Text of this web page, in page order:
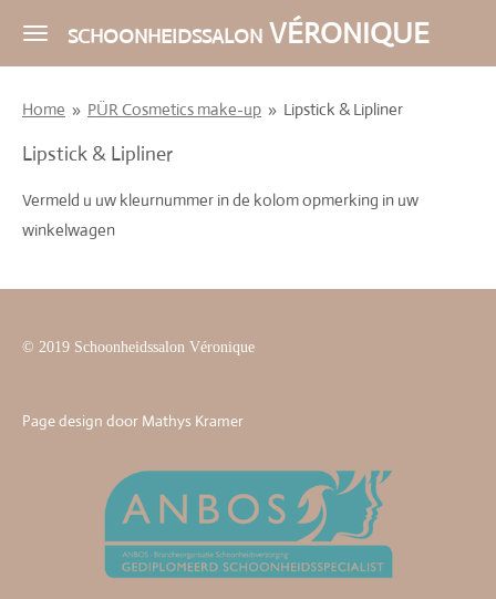
Ga
de
hoofdinhoud
SCHOONHEIDSSALONVÉRONIQUE
Home » PÜR Cosmetics make-up » Lipstick & Lipliner
Lipstick & Lipliner
Vermeld u uw kleurnummer in de kolom opmerking in uw
winkelwagen
© 2019 Schoonheidssalon Véronique
Page design door Mathys Kramer